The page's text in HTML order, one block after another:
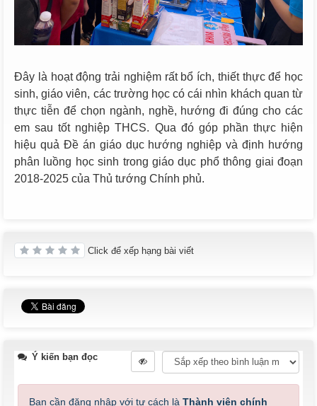
Đây là hoạt động trải nghiệm rất bổ ích, thiết thực để học
sinh, giáo viên, các trường học có cái nhìn khách quan từ
thực tiễn để chọn ngành, nghề, hướng đi đúng cho các
em sau tốt nghiệp THCS. Qua đó góp phần thực hiện
hiệu quả Đề án giáo dục hướng nghiệp và định hướng
phân luồng học sinh trong giáo dục phổ thông giai đoạn
2018-2025 của Thủ tướng Chính phủ.
Click để xếp hạng bài viết
Ý kiến bạn đọc
Bạn cần đăng nhập với tư cách là Thành viên chính